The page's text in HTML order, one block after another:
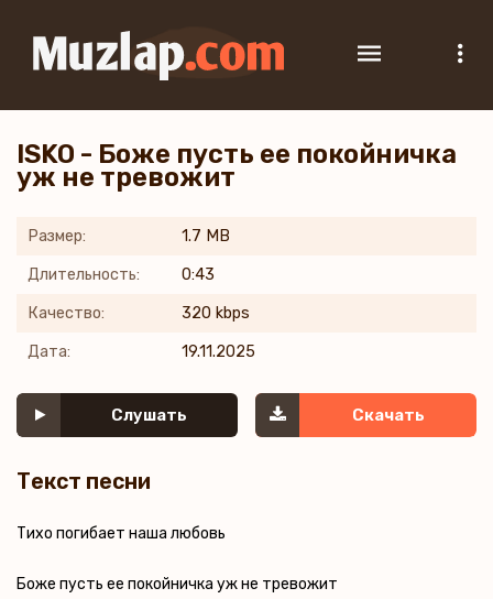
ISKO - Боже пусть ее покойничка
уж не тревожит
Размер: 1.7 MB
Длительность: 0:43
Качество: 320 kbps
Дата: 19.11.2025
Слушать Скачать
Текст песни
Тихо погибает наша любовь
Боже пусть ее покойничка уж не тревожит